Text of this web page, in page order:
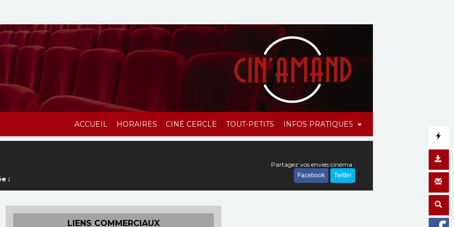
ACCUEIL | HORAIRES | CINÉ CERCLE | TOUT-PETITS | INFOS PRATIQUES
:
Partagez vos envies cinéma :
Facebook Twitter
LIENS COMMERCIAUX